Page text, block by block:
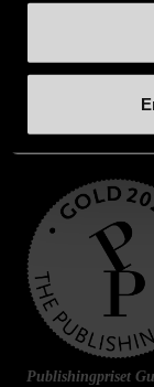
Publishingpriset